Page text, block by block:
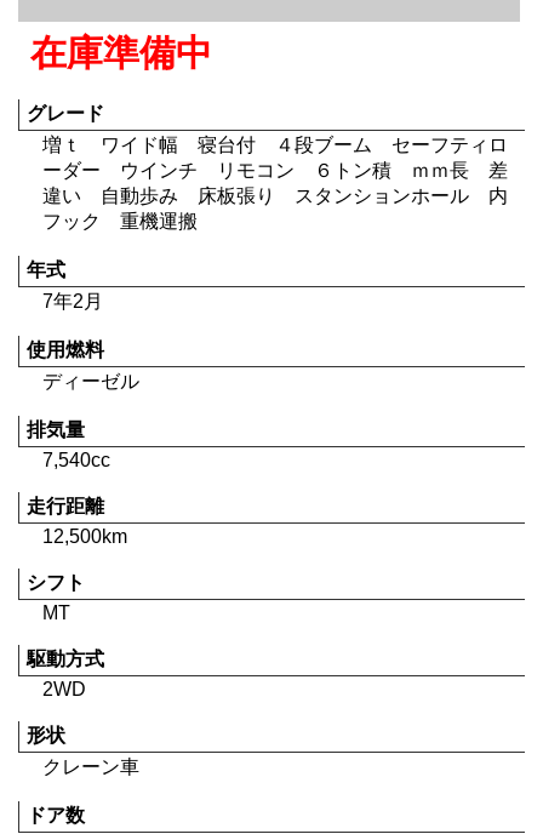
在庫準備中
グレード
増ｔ ワイド幅 寝台付 ４段ブーム セーフティロ
ーダー ウインチ リモコン ６トン積 ｍｍ長 差
違い 自動歩み 床板張り スタンションホール 内
フック 重機運搬
年式
7年2月
使用燃料
ディーゼル
排気量
7,540cc
走行距離
12,500km
シフト
MT
駆動方式
2WD
形状
クレーン車
ドア数